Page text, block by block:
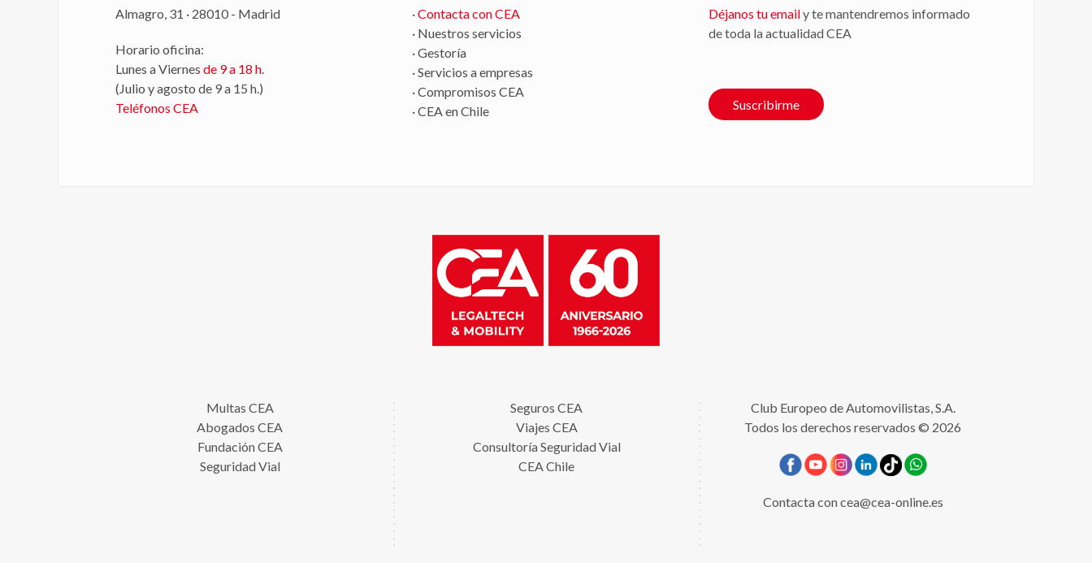
Almagro, 31 · 28010 - Madrid
Horario oficina:
Lunes a Viernes de 9 a 18 h.
(Julio y agosto de 9 a 15 h.)
Teléfonos CEA
·Contacta con CEA
· Nuestros servicios
· Gestoría
· Servicios a empresas
· Compromisos CEA
· CEA en Chile
Déjanos tu emaily te mantendremos informado
de toda la actualidad CEA
Suscribirme
Multas CEA
Abogados CEA
Fundación CEA
Seguridad Vial
Seguros CEA
Viajes CEA
Consultoría Seguridad Vial
CEA Chile
Club Europeo de Automovilistas, S.A.
Todos los derechos reservados © 2026
Contacta concea@cea-online.es